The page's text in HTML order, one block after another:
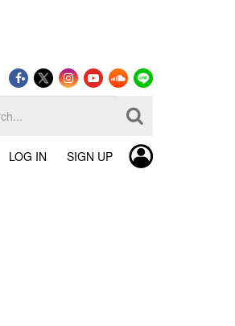
LOG IN SIGN UP